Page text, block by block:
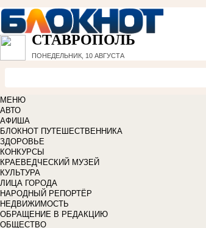
СТАВРОПОЛЬ
ПОНЕДЕЛЬНИК, 10 АВГУСТА
МЕНЮ
АВТО
АФИША
БЛОКНОТ ПУТЕШЕСТВЕННИКА
ЗДОРОВЬЕ
КОНКУРСЫ
КРАЕВЕДЧЕСКИЙ МУЗЕЙ
КУЛЬТУРА
ЛИЦА ГОРОДА
НАРОДНЫЙ РЕПОРТЁР
НЕДВИЖИМОСТЬ
ОБРАЩЕНИЕ В РЕДАКЦИЮ
ОБЩЕСТВО